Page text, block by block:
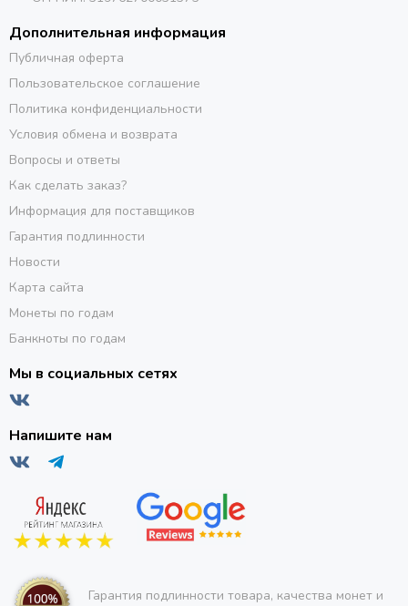
Дополнительная информация
Публичная оферта
Пользовательское соглашение
Политика конфиденциальности
Условия обмена и возврата
Вопросы и ответы
Как сделать заказ?
Информация для поставщиков
Гарантия подлинности
Новости
Карта сайта
Монеты по годам
Банкноты по годам
Мы в социальных сетях
Напишите нам
Гарантия подлинности товара, качества монет и